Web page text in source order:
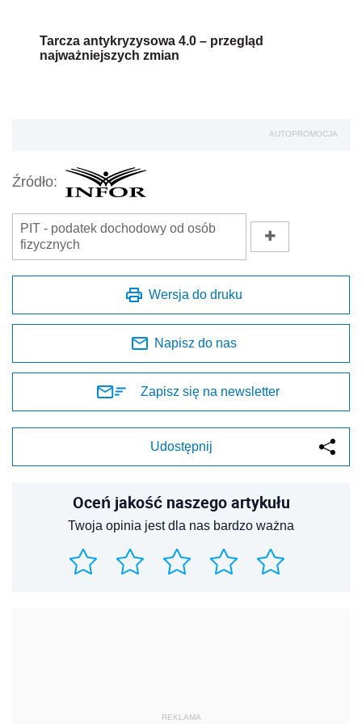
Tarcza antykryzysowa 4.0 – przegląd
najważniejszych zmian
AUTOPROMOCJA
Źródło:
PIT - podatek dochodowy od osób
fizycznych
Wersja do druku
Napisz do nas
Zapisz się na newsletter
Udostępnij
Oceń jakość naszego artykułu
Twoja opinia jest dla nas bardzo ważna
REKLAMA